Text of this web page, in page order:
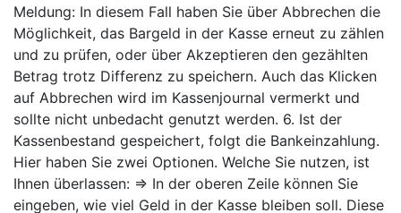
Meldung: In diesem Fall haben Sie über Abbrechen die
Möglichkeit, das Bargeld in der Kasse erneut zu zählen
und zu prüfen, oder über Akzeptieren den gezählten
Betrag trotz Differenz zu speichern. Auch das Klicken
auf Abbrechen wird im Kassenjournal vermerkt und
sollte nicht unbedacht genutzt werden. 6. Ist der
Kassenbestand gespeichert, folgt die Bankeinzahlung.
Hier haben Sie zwei Optionen. Welche Sie nutzen, ist
Ihnen überlassen: ⇒ In der oberen Zeile können Sie
eingeben, wie viel Geld in der Kasse bleiben soll. Diese